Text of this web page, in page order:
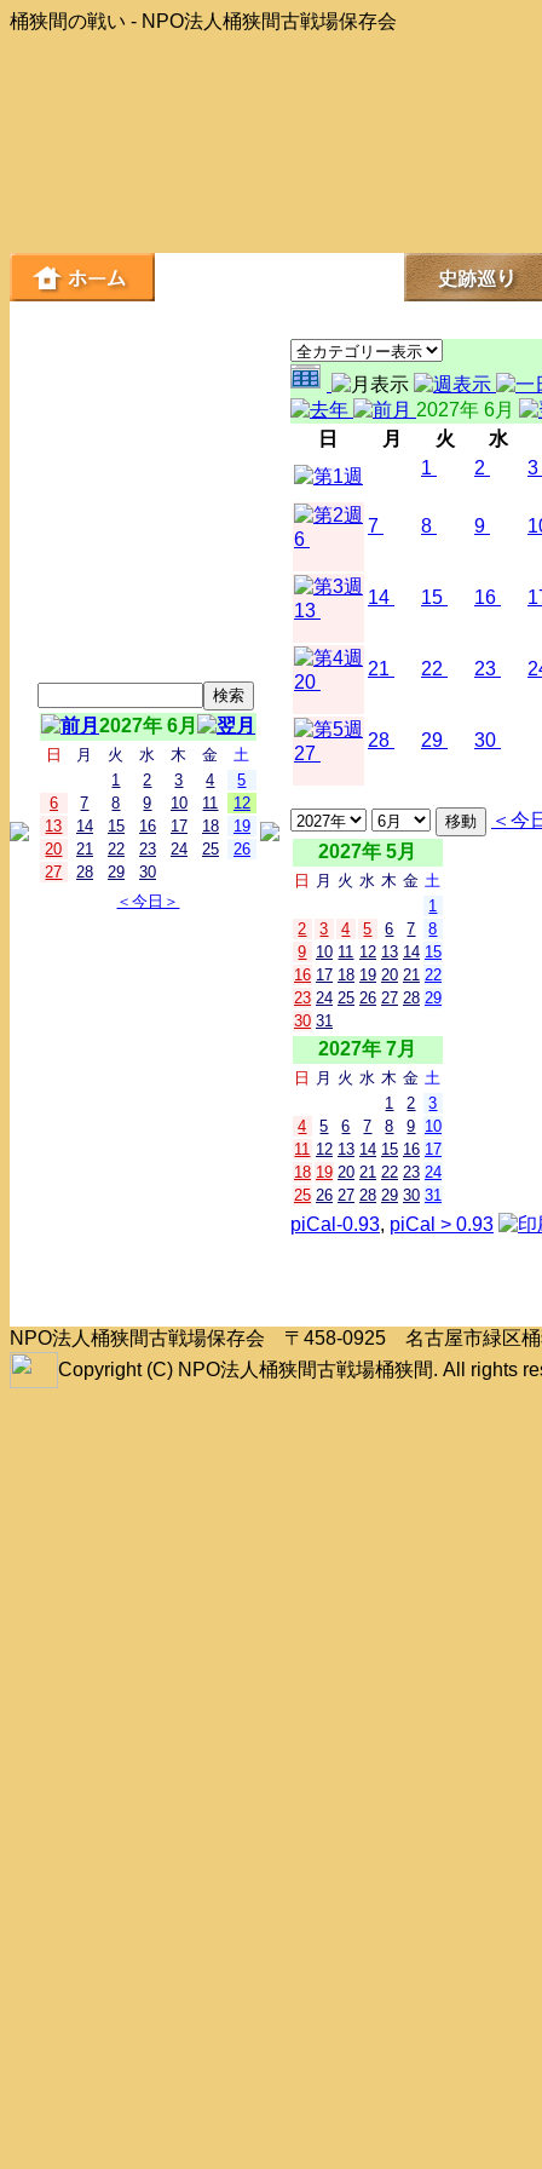
桶狭間の戦い - NPO法人桶狭間古戦場保存会
2027年 6月
日 月 火 水 木 金
土
1
2 3 4
5
6
7 8 9 10 11
12
13
14 15 16 17 18
19
20
21 22 23 24 25
26
27
28 29
30
＜今日＞
2027年 6月
日
月 火
水
1
2 3
6
7 8 9
13
14 15 16
20
21 22 23
27
28 29 30
＜今
2027年 5月
日 月 火 水 木 金 土
1
2
3 4 5 6 7
8
9 10 11 12 13 14 15
16 17 18 19 20 21 22
23 24 25 26 27 28 29
30 31
2027年 7月
日 月 火 水 木 金 土
1
2
3
4
5 6 7 8 9 10
11 12 13 14 15 16 17
18 19 20 21 22 23 24
25 26 27 28 29 30 31
piCal-0.93, piCal > 0.93
NPO法人桶狭間古戦場保存会 〒458-0925 名古屋市緑区
Copyright (C) NPO法人桶狭間古戦場桶狭間. All rights